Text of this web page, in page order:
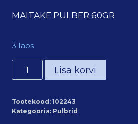
MAITAKE PULBER 60GR
3 laos
Maitake
pulber
kogus
Lisa korvi
Tootekood: 102243
Kategooria: Pulbrid